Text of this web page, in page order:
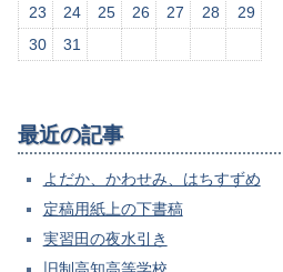
23
24 25 26 27 28
29
30
31
最近の記事
よだか、かわせみ、はちすずめ
定稿用紙上の下書稿
実習田の夜水引き